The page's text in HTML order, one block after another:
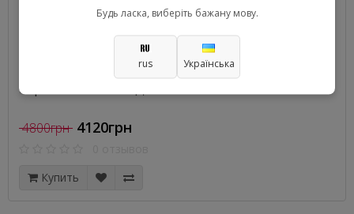
Картина из смолы Две скалы
4800грн 4120грн
Купить
Будь ласка, виберіть бажану мову.
rus Українська